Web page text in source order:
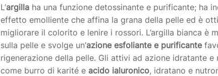
L’argilla ha una funzione detossinante e purificante; ha
effetto emolliente che affina la grana della pelle ed è
migliorare il colorito e lenire i rossori. L’argilla bianca è
sulla pelle e svolge un’azione esfoliante e purificante
rigenerazione della pelle. Gli attivi ad azione idratante e
come burro di karité e acido ialuronico, idratano e